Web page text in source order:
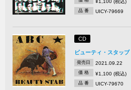
¥1,100 (税込)
品 番 UICY-79669
CD
ビューティ・スタッブ
発売日 2021.09.22
価 格 ¥1,100 (税込)
品 番 UICY-79670